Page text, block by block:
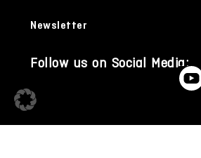
Newsletter
Follow us on Social Media: